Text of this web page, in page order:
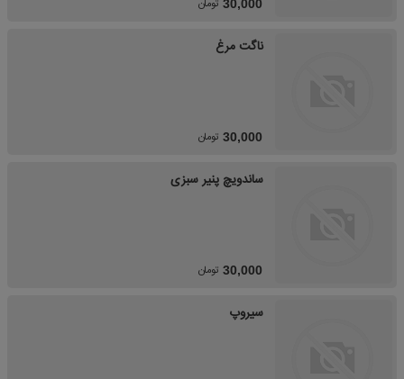
30,000 تومان
ناگت مرغ
30,000 تومان
ساندویچ پنیر سبزی
30,000 تومان
سیروپ